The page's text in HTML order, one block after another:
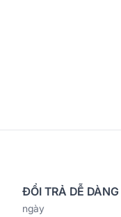
ĐỔI TRẢ DỄ DÀNG
ngày